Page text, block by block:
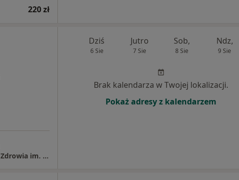
220 zł
Mazowieckie Specjalistyczne Centrum Zdrowia im. prof. Jana Mazurkiewicza w Pruszkowie
Dziś
6 Sie
Jutro
7 Sie
Sob,
8 Sie
Ndz,
9 Sie
Brak kalendarza w Twojej lokalizacji.
Pokaż adresy z kalendarzem